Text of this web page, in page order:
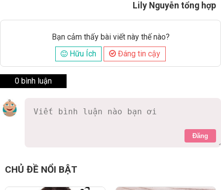
Lily Nguyễn tổng hợp
Bạn cảm thấy bài viết này thế nào?
Hữu Ích
Đáng tin cậy
0 bình luận
Đăng
CHỦ ĐỀ NỔI BẬT